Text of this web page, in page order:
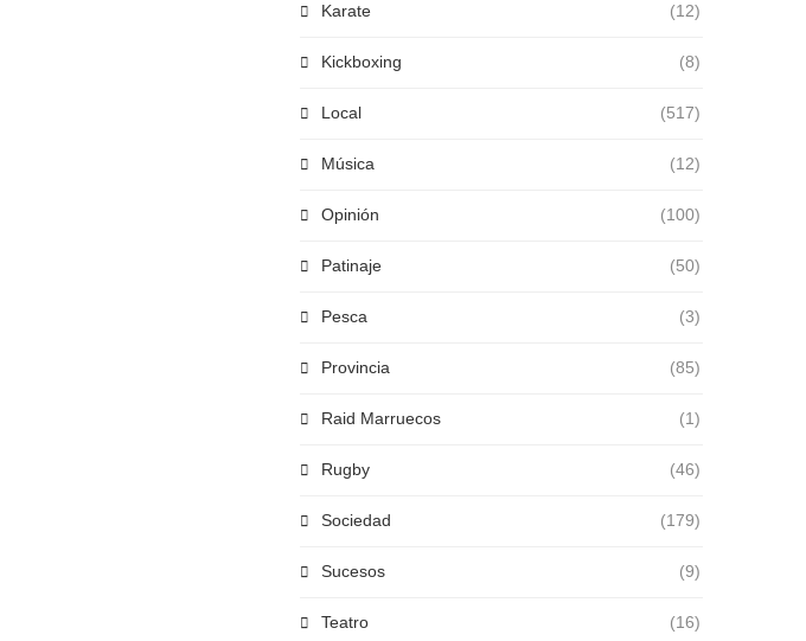
Karate (12)
Kickboxing (8)
Local (517)
Música (12)
Opinión (100)
Patinaje (50)
Pesca (3)
Provincia (85)
Raid Marruecos (1)
Rugby (46)
Sociedad (179)
Sucesos (9)
Teatro (16)